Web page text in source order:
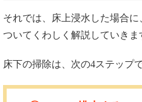
それでは、床上浸水した場合
ついてくわしく解説していきま
床下の掃除は、次の4ステップ